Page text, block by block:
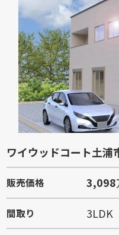
ワイウッドコート土浦
販売価格 3,098
間取り 3LDK